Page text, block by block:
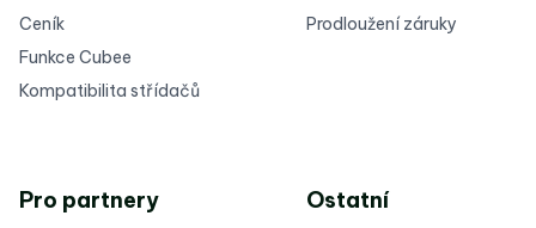
Ceník
Funkce Cubee
Kompatibilita střídačů
Prodloužení záruky
Pro partnery Ostatní